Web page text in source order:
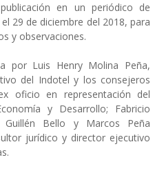
en un periódico de
29 de diciembre del 2018, para
y observaciones.
por Luis Henry Molina Peña,
del Indotel y los consejeros
oficio en representación del
y Desarrollo; Fabricio
Guillén Bello y Marcos Peña
jurídico y director ejecutivo